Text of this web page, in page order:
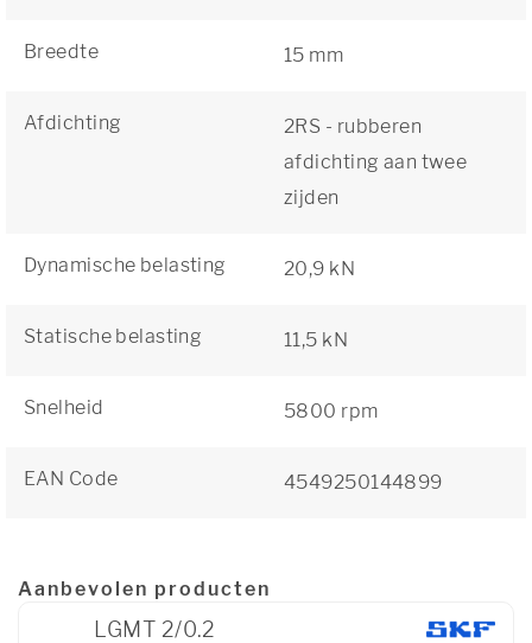
Breedte 15 mm
Afdichting
2RS - rubberen
afdichting aan twee
zijden
Dynamische belasting 20,9 kN
Statische belasting 11,5 kN
Snelheid 5800 rpm
EAN Code 4549250144899
Aanbevolen producten
LGMT 2/0.2